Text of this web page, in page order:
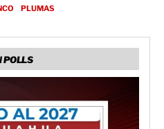
PLUMAS
POLLS